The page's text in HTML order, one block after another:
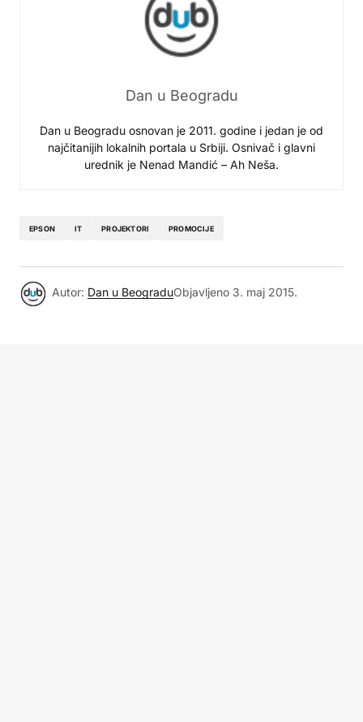
Dan u Beogradu
Dan u Beogradu osnovan je 2011. godine i jedan je od
najčitanijih lokalnih portala u Srbiji. Osnivač i glavni
urednik je Nenad Mandić – Ah Neša.
EPSON IT PROJEKTORI PROMOCIJE
Autor: Dan u BeograduObjavljeno 3. maj 2015.